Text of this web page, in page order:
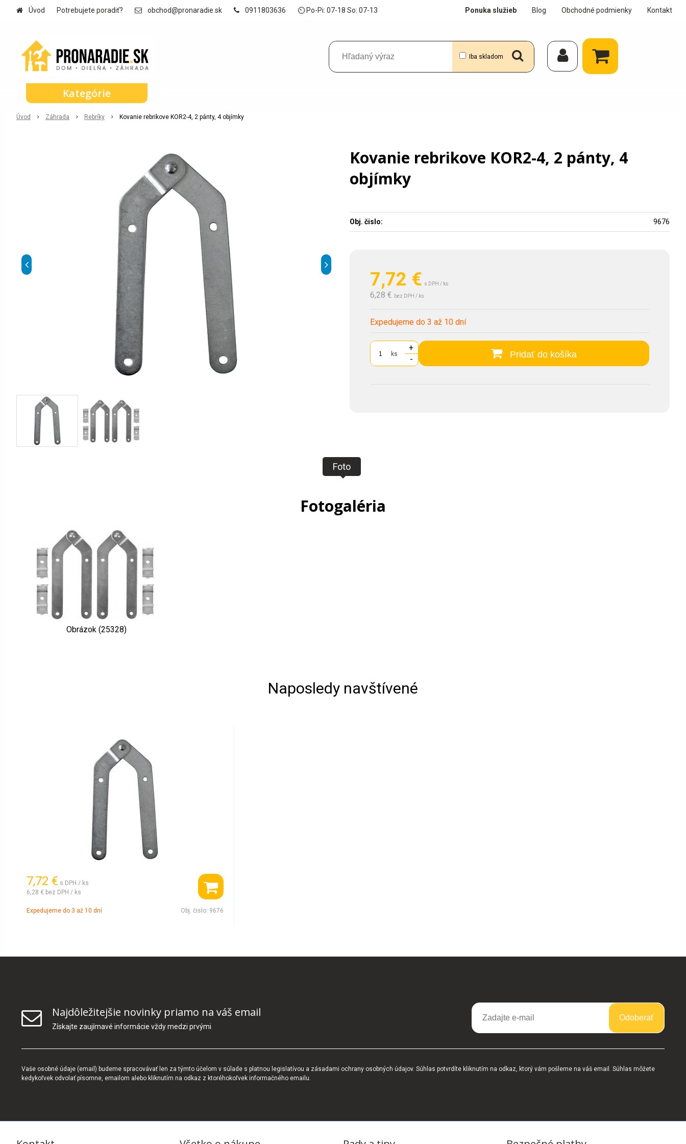
Úvod Potrebujete poradiť? obchod@pronaradie.sk 0911803636 ⏲ Po-Pi: 07-18 So: 07-13
Iba skladom
Ponuka služieb Blog Obchodné podmienky Kontakt
Úvod Záhrada Rebríky Kovanie rebrikove KOR2-4, 2 pánty, 4 objímky
Kovanie rebrikove KOR2-4, 2 pánty, 4
objímky
7,72 € s DPH / ks
6,28 € bez DPH / ks
Expedujeme do 3 až 10 dní
ks
+
-
Pridať do košíka
Obj. čislo: 9676
Foto
Fotogaléria
Obrázok (25328)
Naposledy navštívené
7,72 € s DPH / ks
6,28 € bez DPH / ks
Expedujeme do 3 až 10 dní Obj. čislo: 9676
Kategórie
Najdôležitejšie novinky priamo na váš email
Získajte zaujímavé informácie vždy medzi prvými
Odoberať
Vaše osobné údaje (email) budeme spracovávať len za týmto účelom v súlade s platnou legislatívou a zásadami ochrany osobných údajov. Súhlas potvrdíte kliknutím na odkaz, ktorý vám pošleme na váš email. Súhlas môžete
kedykoľvek odvolať písomne, emailom alebo kliknutím na odkaz z ktoréhokoľvek informačného emailu.